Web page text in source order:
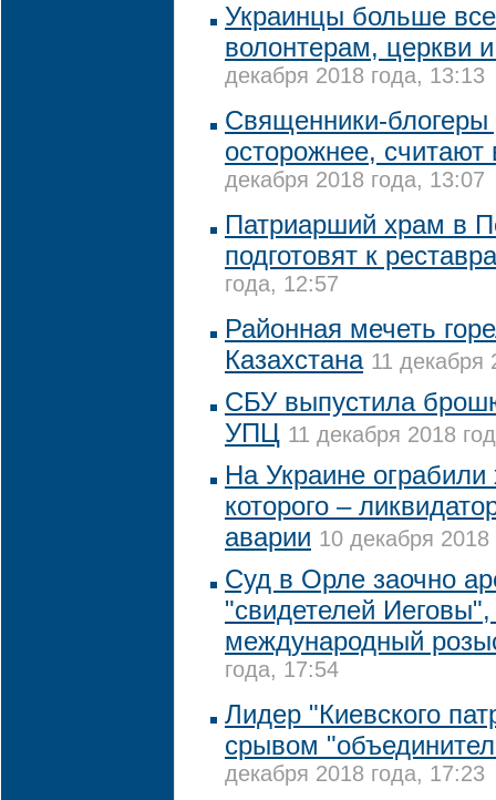
Украинцы больше
волонтерам, церкви
декабря 2018 года, 13:13
Священники-
осторожнее, считают
декабря 2018 года, 13:07
Патриарший храм в
подготовят к
года, 12:57
Районная мечеть
Казахстана 11 декабря
СБУ выпустила
УПЦ 11 декабря 2018
На Украине
которого –
аварии 10 декабря 2018
Суд в Орле заочно
"свидетелей
международный
года, 17:54
Лидер "Киевского
срывом
декабря 2018 года, 17:23